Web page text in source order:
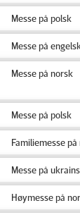
Messe på polsk
Messe på
Messe på norsk
Messe på polsk
Familiemesse
Messe på
Høymesse på